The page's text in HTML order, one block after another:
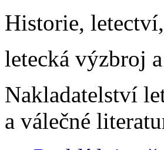
Historie,
letecká výzbroj
Nakladatelství
a válečné